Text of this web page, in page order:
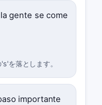
gente se come
を落とします。
importante